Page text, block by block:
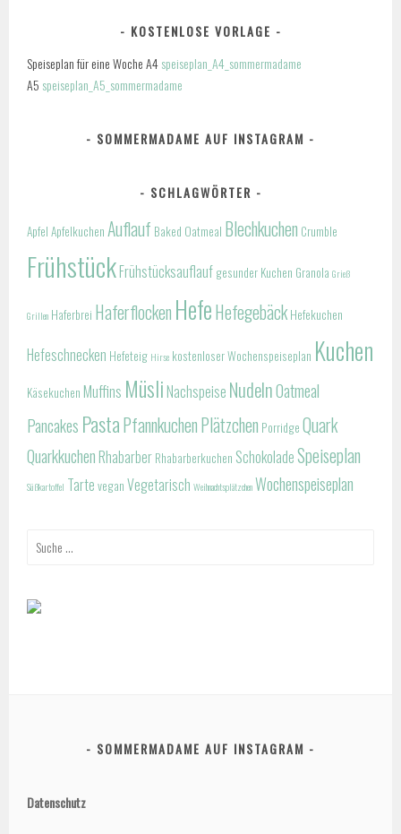
KOSTENLOSE VORLAGE
Speiseplan für eine Woche A4speiseplan_A4_sommermadame
A5 speiseplan_A5_sommermadame
SOMMERMADAME AUF INSTAGRAM
SCHLAGWÖRTER
Apfel Apfelkuchen Auflauf Baked Oatmeal Blechkuchen Crumble
FrühstückFrühstücksauflauf gesunder Kuchen Granola Grieß
Grillen Haferbrei Haferflocken HefeHefegebäck Hefekuchen
Hefeschnecken Hefeteig Hirse kostenloser Wochenspeiseplan Kuchen
Käsekuchen Muffins Müsli Nachspeise NudelnOatmeal
Pancakes PastaPfannkuchenPlätzchen Porridge Quark
Quarkkuchen Rhabarber Rhabarberkuchen SchokoladeSpeiseplan
Süßkartoffel Tarte vegan Vegetarisch Weihnachtsplätzchen Wochenspeiseplan
Suche
SOMMERMADAME AUF INSTAGRAM
Datenschutz